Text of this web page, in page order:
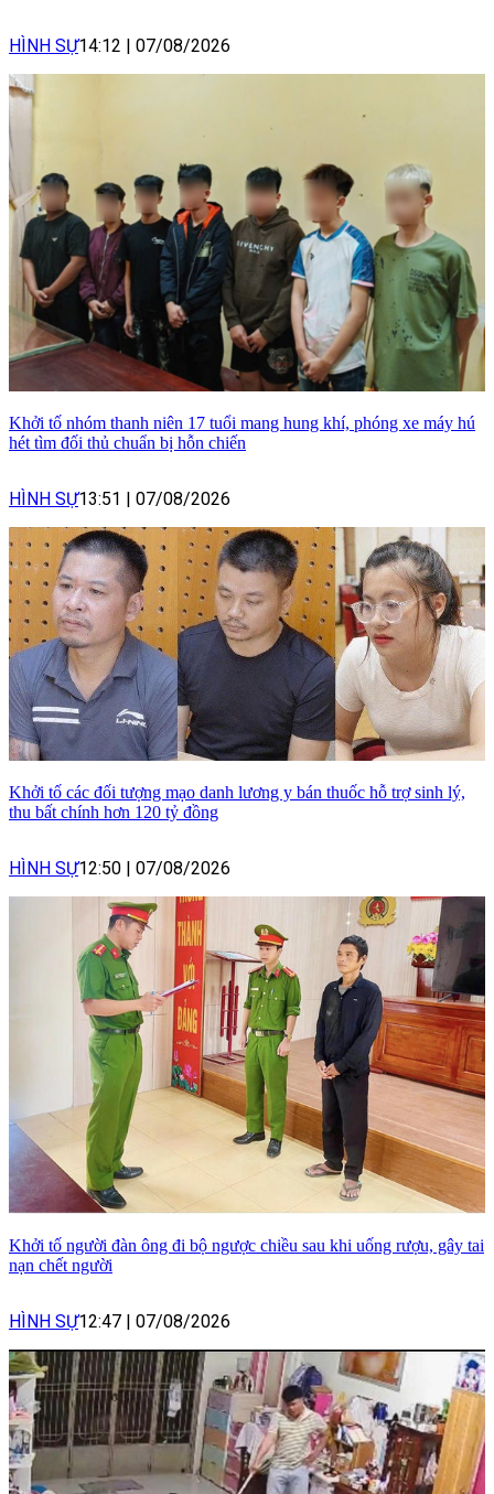
HÌNH SỰ14:12 | 07/08/2026
Khởi tố nhóm thanh niên 17 tuổi mang hung khí, phóng xe máy hú
hét tìm đối thủ chuẩn bị hỗn chiến
HÌNH SỰ13:51 | 07/08/2026
Khởi tố các đối tượng mạo danh lương y bán thuốc hỗ trợ sinh lý,
thu bất chính hơn 120 tỷ đồng
HÌNH SỰ12:50 07/08/2026
Khởi tố người đàn ông đi bộ ngược chiều sau khi uống rượu, gây tai
nạn chết người
HÌNH SỰ12:47 07/08/2026